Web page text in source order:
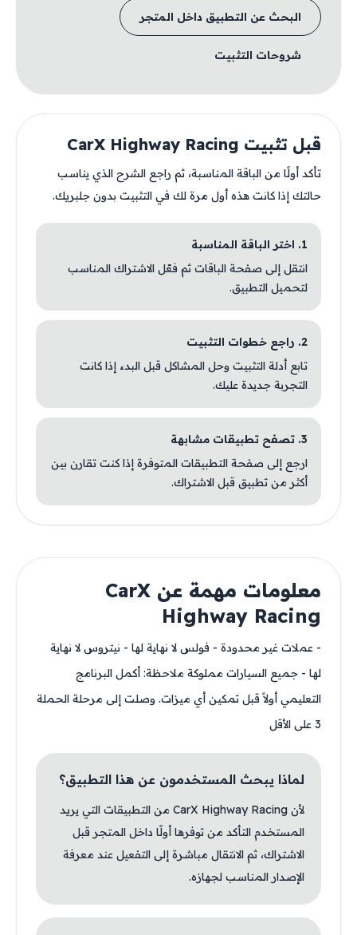
البحث عن التطبيق داخل المتجر
شروحات التثبيت
قبل تثبيت CarX Highway Racing
تأكد أولًا من الباقة المناسبة، ثم راجع الشرح الذي يناسب
حالتك إذا كانت هذه أول مرة لك في التثبيت بدون جلبريك.
1. اختر الباقة المناسبة
انتقل إلى صفحة الباقات ثم فعّل الاشتراك المناسب
لتحميل التطبيق.
2. راجع خطوات التثبيت
تابع أدلة التثبيت وحل المشاكل قبل البدء إذا كانت
التجربة جديدة عليك.
3. تصفح تطبيقات مشابهة
ارجع إلى صفحة التطبيقات المتوفرة إذا كنت تقارن بين
أكثر من تطبيق قبل الاشتراك.
معلومات مهمة عن CarX
Highway Racing
- عملات غير محدودة - فولس لا نهاية لها - نيتروس لا نهاية
لها - جميع السيارات مملوكة ملاحظة: أكمل البرنامج
التعليمي أولاً قبل تمكين أي ميزات. وصلت إلى مرحلة الحملة
3 على الأقل
لماذا يبحث المستخدمون عن هذا التطبيق؟
لأن CarX Highway Racing من التطبيقات التي يريد
المستخدم التأكد من توفرها أولًا داخل المتجر قبل
الاشتراك، ثم الانتقال مباشرة إلى التفعيل عند معرفة
الإصدار المناسب لجهازه.